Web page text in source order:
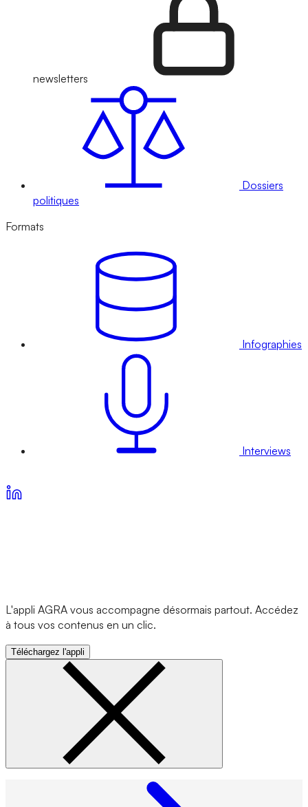
newsletters
Dossiers
politiques
Formats
Infographies
Interviews
L'appli AGRA vous accompagne désormais partout. Accédez
à tous vos contenus en un clic.
Téléchargez l'appli